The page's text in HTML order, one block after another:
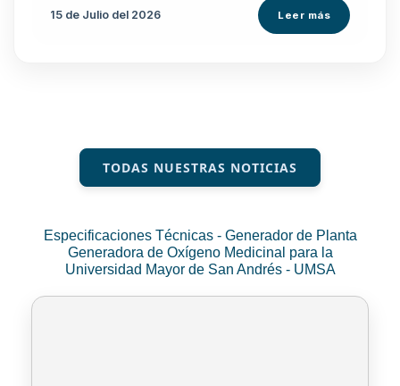
15 de Julio del 2026 Leer más
TODAS NUESTRAS NOTICIAS
Especificaciones Técnicas - Generador de Planta
Generadora de Oxígeno Medicinal para la
Universidad Mayor de San Andrés - UMSA